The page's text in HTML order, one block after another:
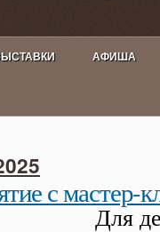
АФИША
с мастер-
Для